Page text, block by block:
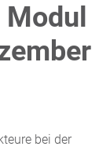
bei der